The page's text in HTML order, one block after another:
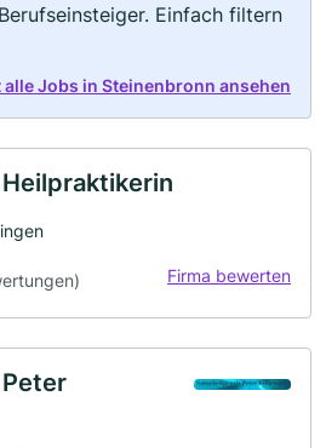
Einfach filtern
alle Jobs in Steinenbronn ansehen
Firma bewerten